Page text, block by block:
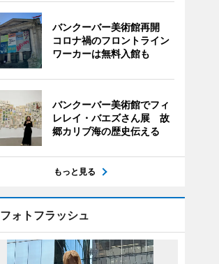
バンクーバー美術館再開
コロナ禍のフロントライン
ワーカーは無料入館も
バンクーバー美術館でフィ
レレイ・バエズさん展 故
郷カリブ海の歴史伝える
もっと見る
フォトフラッシュ